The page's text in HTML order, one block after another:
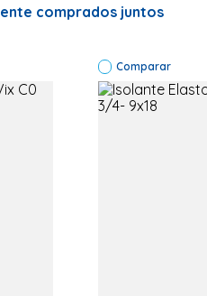
Fábrica:13X18
Marca: Vix
Térmico Cor :
Preto
comprados juntos
Comparar